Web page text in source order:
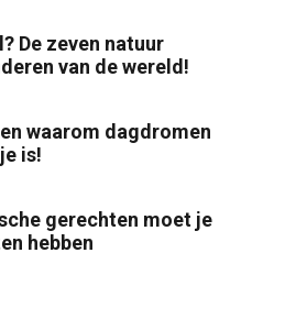
De zeven natuur
van de wereld!
waarom dagdromen
is!
gerechten moet je
hebben